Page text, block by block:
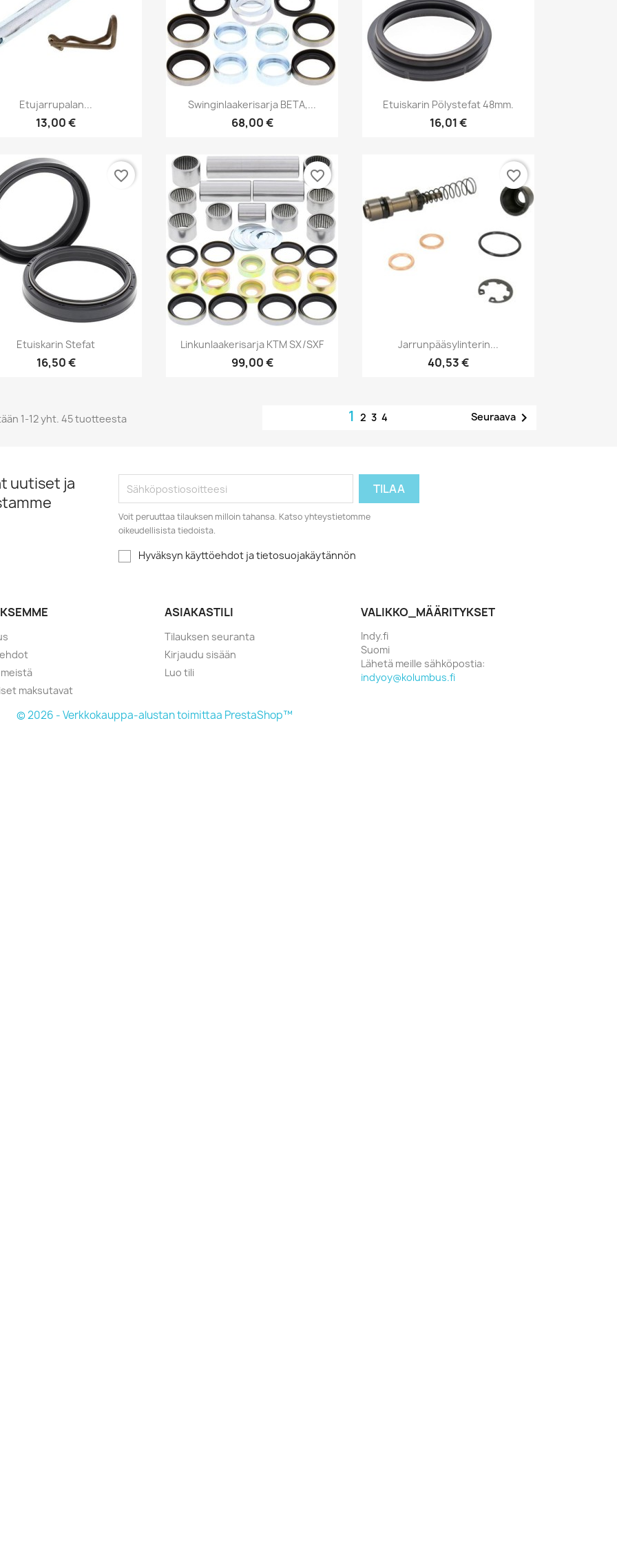
Pikakatselu
Etujarrupalan...
13,00 €
Pikakatselu
Swinginlaakerisarja BETA,...
68,00 €
Pikakatselu
Etuiskarin Pölystefat 48mm.
16,01 €
Pikakatselu
Etuiskarin Stefat
16,50 €
favorite_border
Pikakatselu
Linkunlaakerisarja KTM SX/SXF
99,00 €
favorite_border
Pikakatselu
Jarrunpääsylinterin...
40,53 €
favorite_border
1-12 yht. 45 tuotteesta 1234 Seuraava
uutiset ja
Voit peruuttaa tilauksen milloin tahansa. Katso yhteystietomme
oikeudellisista tiedoista.
Hyväksyn käyttöehdot ja tietosuojakäytännön
maksutavat
ASIAKASTILI
Tilauksen seuranta
Kirjaudu sisään
Luo tili
VALIKKO_MÄÄRITYKSET
Indy.fi
Suomi
Lähetä meille sähköpostia:
indyoy@kolumbus.fi
© 2026 - Verkkokauppa-alustan toimittaa PrestaShop™